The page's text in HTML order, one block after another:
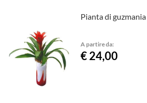
Pianta di guzmania
A partire da:
€ 24,00